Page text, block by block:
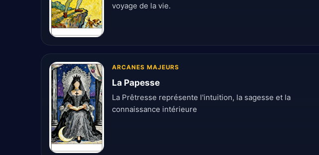
voyage de la vie.
ARCANES MAJEURS
La Papesse
La Prêtresse représente l'intuition, la sagesse et la
connaissance intérieure